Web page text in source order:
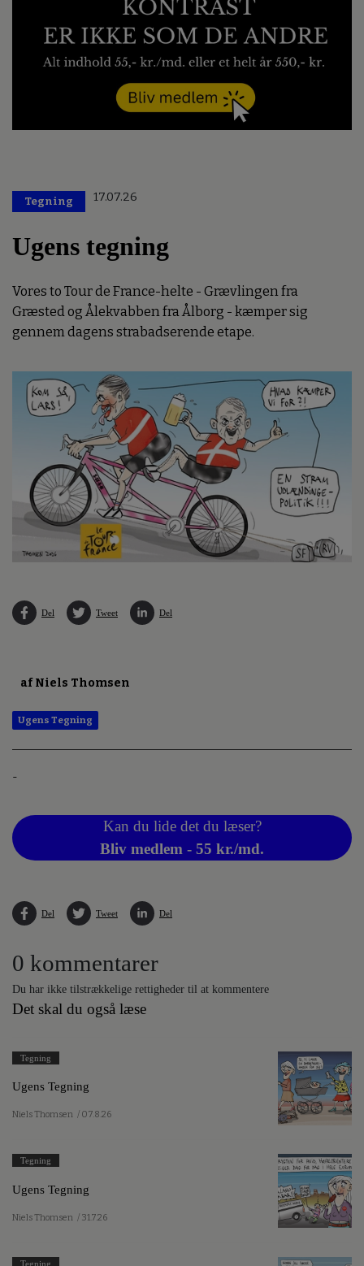
Tegning 17.07.26
Ugens tegning
Vores to Tour de France-helte - Grævlingen fra
Græsted og Ålekvabben fra Ålborg - kæmper sig
gennem dagens strabadserende etape.
Del Tweet Del
af Niels Thomsen
Ugens Tegning
-
Kan du lide det du læser?
Bliv medlem - 55 kr./md.
Del Tweet Del
0 kommentarer
Du har ikke tilstrækkelige rettigheder til at kommentere
Det skal du også læse
Tegning
Ugens Tegning
Niels Thomsen / 07.8.26
Tegning
Ugens Tegning
Niels Thomsen / 31.7.26
Tegning